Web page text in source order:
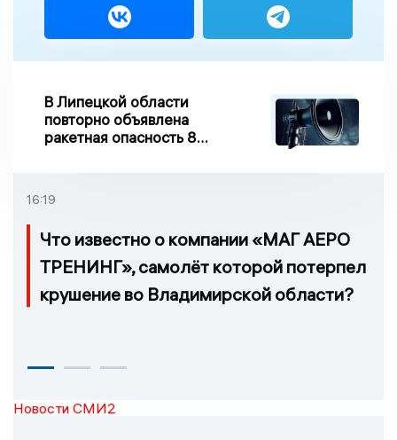
В Липецкой области
повторно объявлена
ракетная опасность 8
16:19
Что известно о компании «МАГ АЕРО
ТРЕНИНГ», самолёт которой потерпел
крушение во Владимирской области?
Новости СМИ2